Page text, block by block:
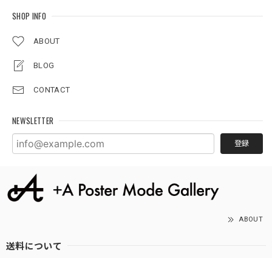
SHOP INFO
ABOUT
BLOG
CONTACT
NEWSLETTER
登録
ABOUT
送料について